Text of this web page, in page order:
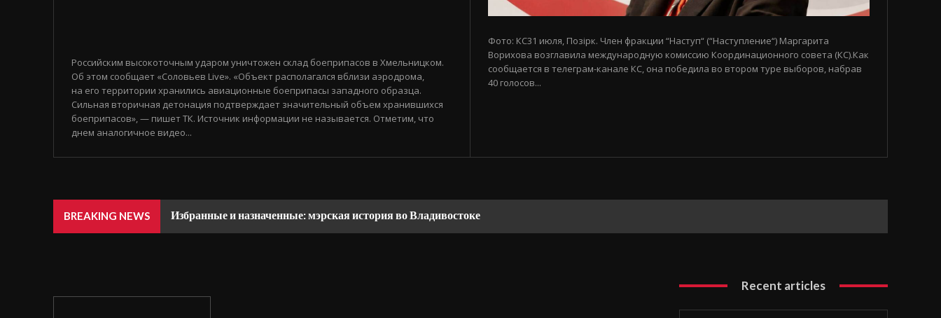
Российским высокоточным ударом уничтожен склад боеприпасов в Хмельницком.
Об этом сообщает «Соловьев Live». «Объект располагался вблизи аэродрома,
на его территории хранились авиационные боеприпасы западного образца.
Сильная вторичная детонация подтверждает значительный объем хранившихся
боеприпасов», — пишет ТК. Источник информации не называется. Отметим, что
днем аналогичное видео...
Фото: КС31 июля, Позірк. Член фракции “Наступ“ (“Наступление“) Маргарита
Ворихова возглавила международную комиссию Координационного совета (КС).Как
сообщается в телеграм-канале КС, она победила во втором туре выборов, набрав
40 голосов...
BREAKING NEWS Избранные и назначенные: мэрская история во Владивостоке
Recent articles